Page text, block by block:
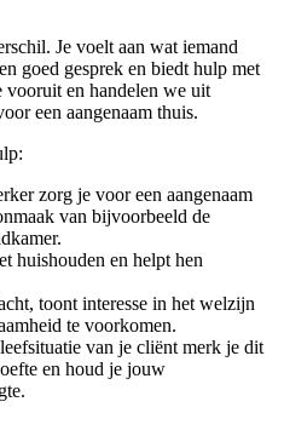
Je voelt aan wat iemand
goed gesprek en biedt hulp met
vooruit en handelen we uit
een aangenaam thuis.
zorg je voor een aangenaam
van bijvoorbeeld de
huishouden en helpt hen
toont interesse in het welzijn
te voorkomen.
van je cliënt merk je dit
en houd je jouw